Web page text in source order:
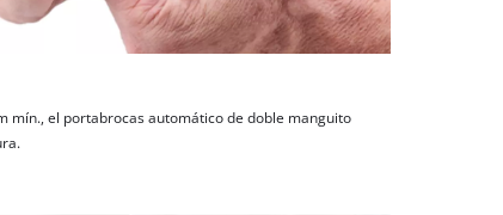
mín., el portabrocas automático de doble manguito